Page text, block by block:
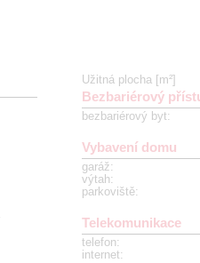
Užitná plocha [m²]
Bezbariérový
bezbariérový byt:
Vybavení domu
garáž:
výtah:
parkoviště:
Telekomunikace
telefon:
internet: